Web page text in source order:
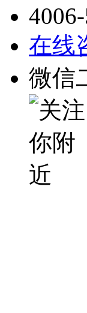
在线
微信